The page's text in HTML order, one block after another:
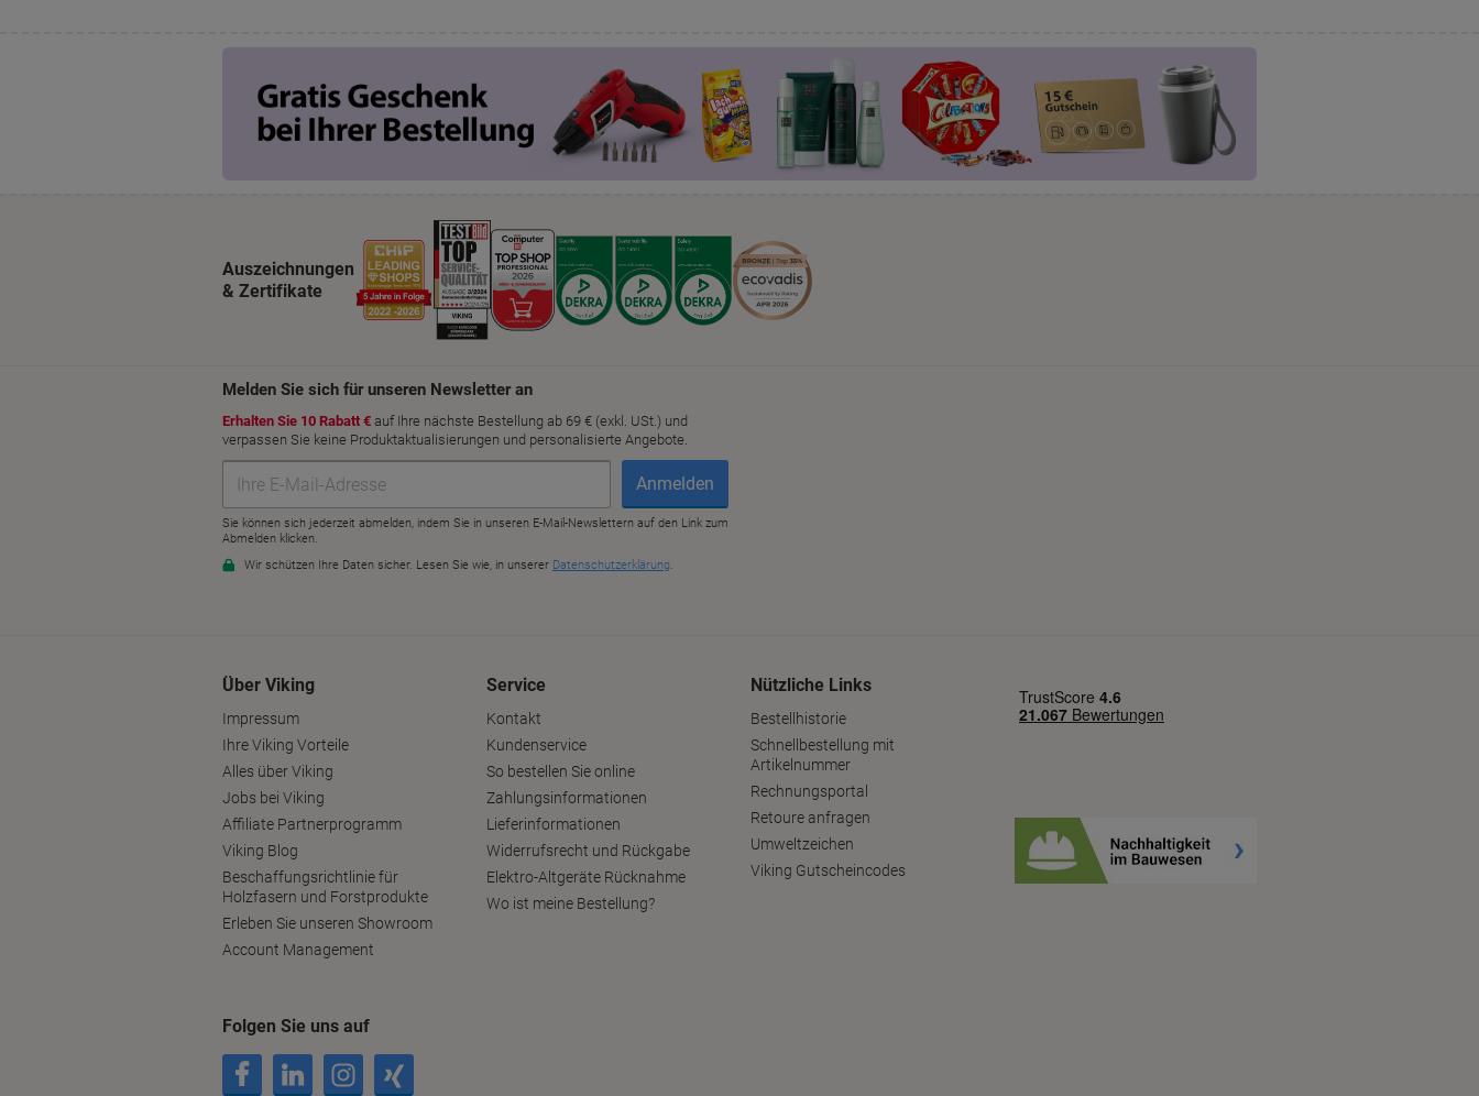
Auszeichnungen
& Zertifikate
Über Viking
Impressum
Ihre Viking Vorteile
Alles über Viking
Jobs bei Viking
Affiliate Partnerprogramm
Viking Blog
Beschaffungsrichtlinie für
Holzfasern und Forstprodukte
Erleben Sie unseren Showroom
Account Management
Service
Kontakt
Kundenservice
So bestellen Sie online
Zahlungsinformationen
Lieferinformationen
Widerrufsrecht und Rückgabe
Elektro-Altgeräte Rücknahme
Wo ist meine Bestellung?
Nützliche Links
Bestellhistorie
Schnellbestellung mit
Artikelnummer
Rechnungsportal
Retoure anfragen
Umweltzeichen
Viking Gutscheincodes
Folgen Sie uns auf